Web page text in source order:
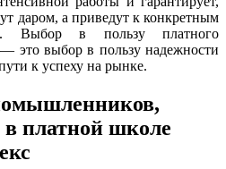
даром, а приведут к конкретным
Выбор в пользу платного
это выбор в пользу надежности
к успеху на рынке.
платной школе